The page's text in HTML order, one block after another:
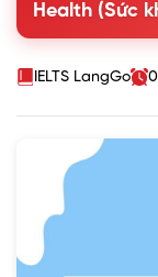
Health (Sức
IELTS LangGo